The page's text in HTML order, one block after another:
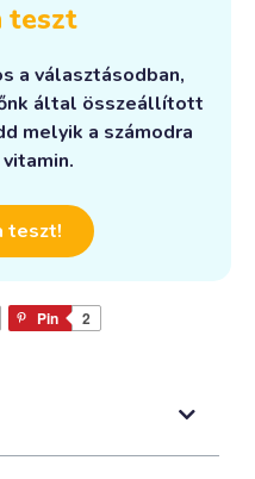
teszt
a választásodban,
által összeállított
melyik a számodra
teszt!
Pin 2